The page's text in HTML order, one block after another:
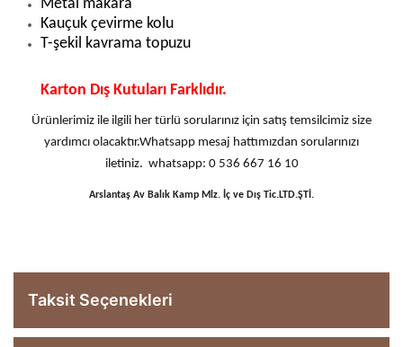
Metal makara
Kauçuk çevirme kolu
T-şekil kavrama topuzu
Karton Dış Kutuları Farklıdır.
Ürünlerimiz ile ilgili her türlü sorularınız için satış temsilcimiz size
yardımcı olacaktır.Whatsapp mesaj hattımızdan sorularınızı
iletiniz. whatsapp: 0 536 667 16 10
Arslantaş Av Balık Kamp Mlz. İç ve Dış Tic.LTD.ŞTİ.
Taksit Seçenekleri